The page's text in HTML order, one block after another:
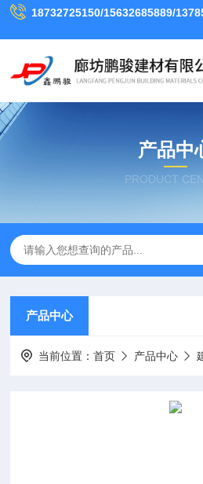
18732725150/15632685889/
产品中
PRODUCT
产品中心
当前位置：首页 产品中心